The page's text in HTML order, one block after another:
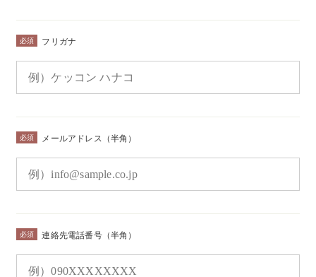
必須 フリガナ
必須 メールアドレス（半角）
必須 連絡先電話番号（半角）